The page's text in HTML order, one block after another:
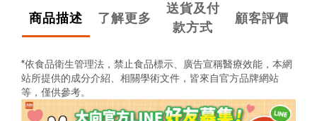
商品描述 了解更多
送貨及付
款方式
顧客評價
*依食品衛生管理法，禁止食品標示、廣告宣稱醫療效能， 本網
站所提供的成分介紹、相關學術文件， 皆來自官方品牌網站
等，僅供參考。